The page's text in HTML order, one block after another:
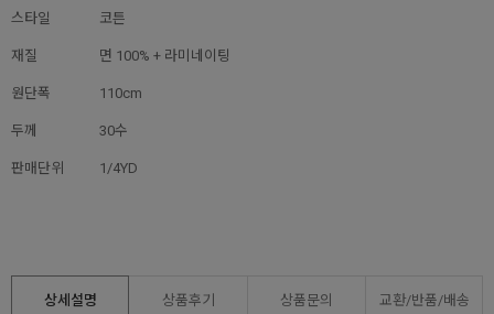
스타일 코튼
재질 면 100% + 라미네이팅
원단폭 110cm
두께 30수
판매단위 1/4YD
상세설명 상품후기 상품문의 교환/반품/배송